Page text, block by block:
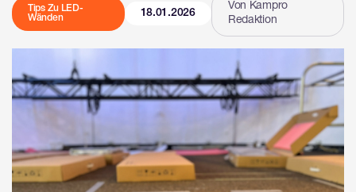
Tips Zu LED-
Wänden
18.01.2026
Von Kampro
Redaktion